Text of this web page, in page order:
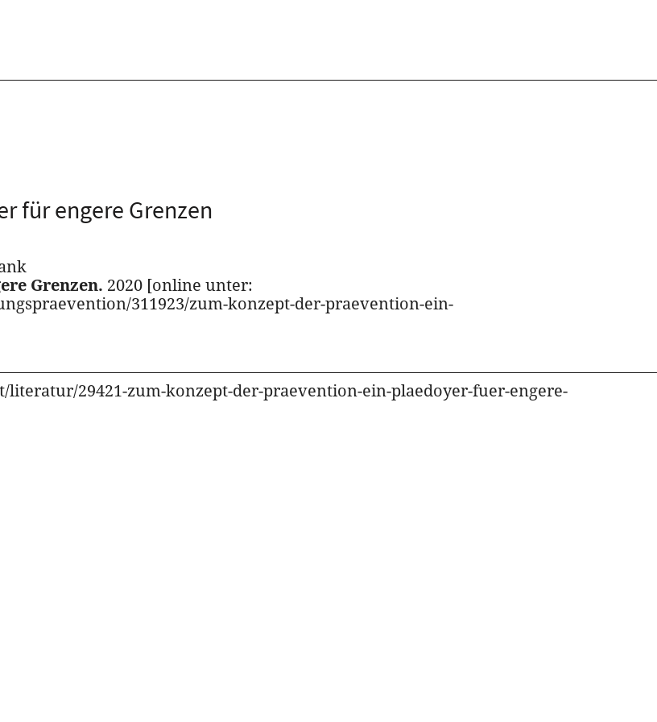
für engere Grenzen
Grenzen. 2020 [online unter:
311923/zum-konzept-der-praevention-ein-
29421-zum-konzept-der-praevention-ein-plaedoyer-fuer-engere-